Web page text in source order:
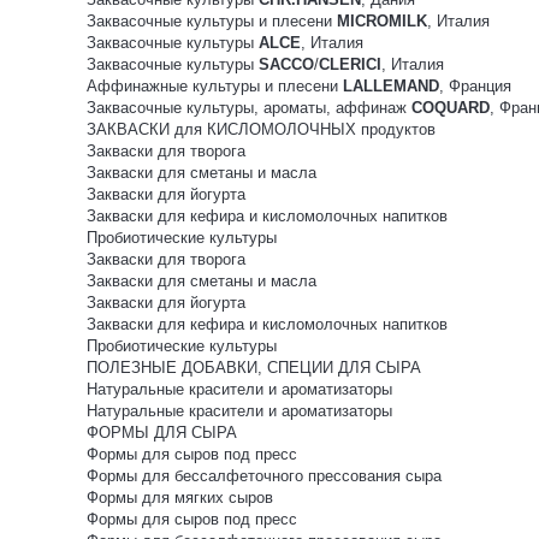
Заквасочные культуры и плесени MICROMILK, Италия
Заквасочные культуры ALCE, Италия
Заквасочные культуры SACCO/CLERICI , Италия
Аффинажные культуры и плесени LALLEMAND, Франция
Заквасочные культуры, ароматы, аффинаж COQUARD,
ЗАКВАСКИ для КИСЛОМОЛОЧНЫХ продуктов
Закваски для творога
Закваски для сметаны и масла
Закваски для йогурта
Закваски для кефира и кисломолочных напитков
Пробиотические культуры
Закваски для творога
Закваски для сметаны и масла
Закваски для йогурта
Закваски для кефира и кисломолочных напитков
Пробиотические культуры
ПОЛЕЗНЫЕ ДОБАВКИ, СПЕЦИИ ДЛЯ СЫРА
Натуральные красители и ароматизаторы
Натуральные красители и ароматизаторы
ФОРМЫ ДЛЯ СЫРА
Формы для сыров под пресс
Формы для бессалфеточного прессования сыра
Формы для мягких сыров
Формы для сыров под пресс